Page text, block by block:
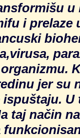
u
i prelaze
jer su
U
taj način